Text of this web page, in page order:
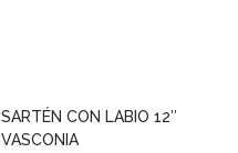
SARTÉN CON LABIO 12″
VASCONIA